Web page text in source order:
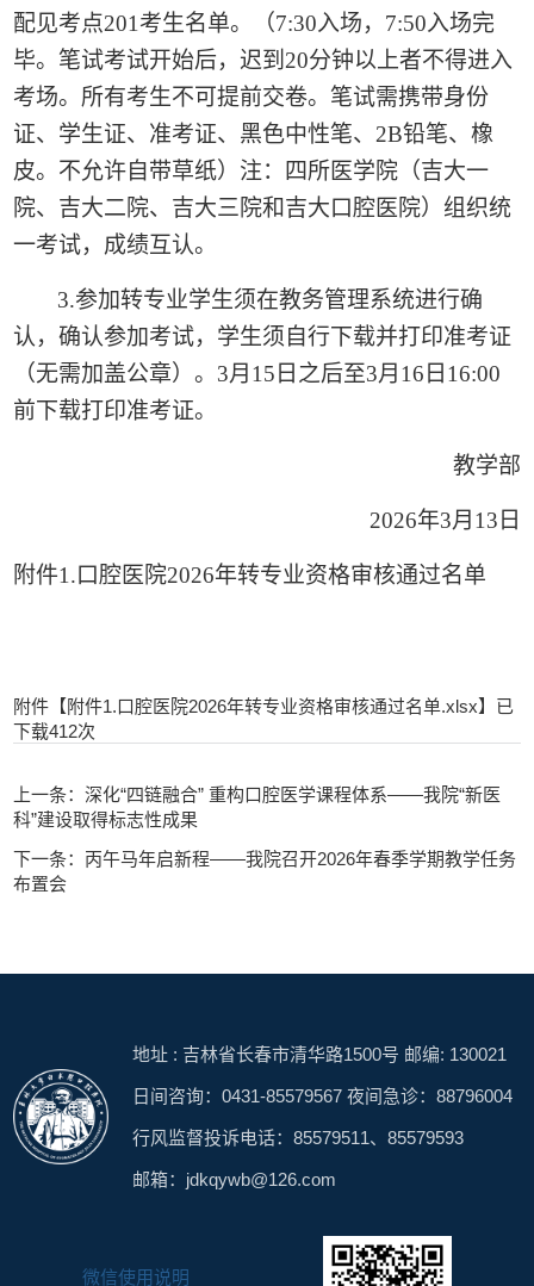
配见考点201 考生名单。（7:30入场， 7:50入场完
毕。笔试考试开始后，迟到 20分钟以上者不得进入
考场。所有考生不可提前交卷。笔试需携带身份
证、学生证、准考证、黑色中性笔、 2B铅笔、橡
皮。不允许自带草纸）注：四所医学院（吉大一
院、吉大二院、吉大三院和吉大口腔医院）组织统
一考试，成绩互认。
3.参加转专业学生须在教务管理系统进行确
认，确认参加考试，学生须自行下载并打印准考证
（无需加盖公章）。 3月 15 日之后至3月 16 日 16:00
前下载打印准考证。
教学部
2026年3月 13 日
附件1. 口腔医院2026年转专业资格审核通过名单
附件【附件1.口腔医院2026年转专业资格审核通过名单.xlsx】已
下载412次
上一条：深化“四链融合” 重构口腔医学课程体系——我院“新医
科”建设取得标志性成果
下一条：丙午马年启新程——我院召开2026年春季学期教学任务
布置会
地址 : 吉林省长春市清华路1500号 邮编: 130021
日间咨询：0431-85579567 夜间急诊：88796004
行风监督投诉电话：85579511、85579593
邮箱：jdkqywb@126.com
微信使用说明